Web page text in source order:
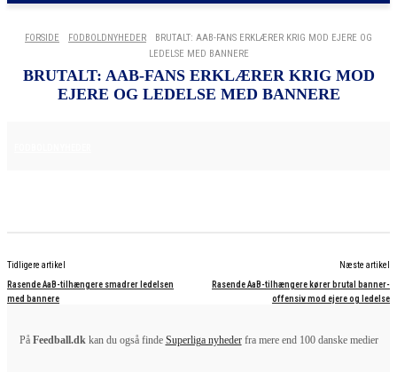
FORSIDE FODBOLDNYHEDER
BRUTALT: AAB-FANS ERKLÆRER KRIG MOD EJERE OG
LEDELSE MED BANNERE
BRUTALT: AAB-FANS ERKLÆRER KRIG MOD
EJERE OG LEDELSE MED BANNERE
Tidligere artikel
Rasende AaB-tilhængere smadrer ledelsen
med bannere
Næste artikel
Rasende AaB-tilhængere kører brutal banner-
offensiv mod ejere og ledelse
På Feedball.dkkan du også finde Superliga nyhederfra mere end 100 danske medier